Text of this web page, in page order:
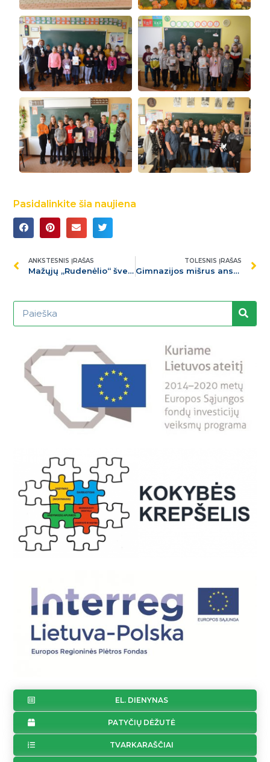
Pasidalinkite šia naujiena
ANKSTESNIS ĮRAŠAS
Mažųjų „Rudenėlio“ šventė
TOLESNIS ĮRAŠAS
Gimnazijos mišrus ansamblis kviečia pasigrožėti spalvingu, nostalgišku rudeniu
EL. DIENYNAS
PATYČIŲ DĖŽUTĖ
TVARKARAŠČIAI